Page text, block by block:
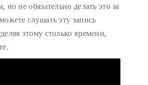
но не обязательно делать это за
слушать эту запись
этому столько времени,